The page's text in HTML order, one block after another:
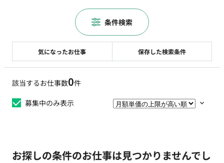
該当するお仕事数0件
募集中のみ表示
お探しの条件のお仕事は見つかりませんでし
気になったお仕事 保存した検索条件
条件検索